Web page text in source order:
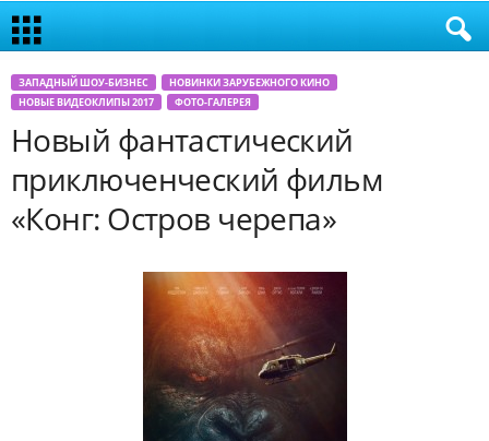
ЗАПАДНЫЙ ШОУ-БИЗНЕС
НОВИНКИ ЗАРУБЕЖНОГО КИНО
НОВЫЕ ВИДЕОКЛИПЫ 2017
ФОТО-ГАЛЕРЕЯ
Новый фантастический
приключенческий фильм
«Конг: Остров черепа»